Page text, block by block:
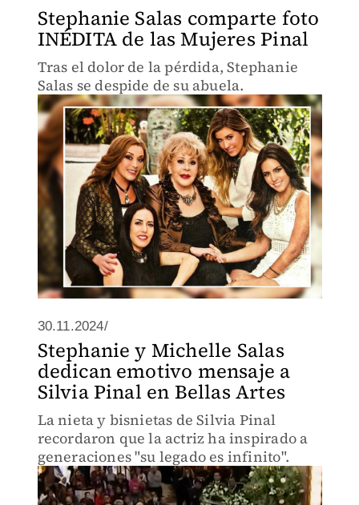
Stephanie Salas comparte foto
INÉDITA de las Mujeres Pinal
Tras el dolor de la pérdida, Stephanie
Salas se despide de su abuela.
30.11.2024/
Stephanie y Michelle Salas
dedican emotivo mensaje a
Silvia Pinal en Bellas Artes
La nieta y bisnietas de Silvia Pinal
recordaron que la actriz ha inspirado a
generaciones "su legado es infinito".